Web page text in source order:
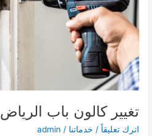
تغيير كالون باب الرياض
اترك تعليقاً / خدماتنا /
admin